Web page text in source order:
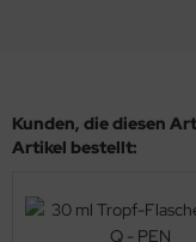
Kunden, die diesen
Artikel bestellt: